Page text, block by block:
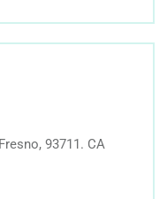
93711. CA